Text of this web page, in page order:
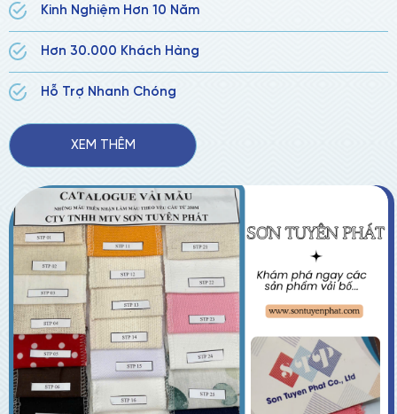
liệu đặt hàng riêng với số lượng lớn.
Kinh Nghiệm Hơn 10 Năm
Hơn 30.000 Khách Hàng
Hỗ Trợ Nhanh Chóng
XEM THÊM